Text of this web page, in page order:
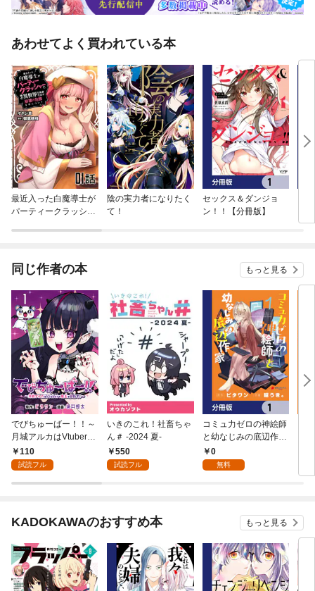
あわせてよく買われている本
最近入った白魔導士が
パーティークラッシャ
陰の実力者になりたく
て！
セックス＆ダンジョ
ン！！【分冊版】
た
同じ作者の本 もっと見る
でびちゅーばー！！～
月城アルカはVtuberで
魔王を目指す！～(話
売り) #1
110
試読フル
いきのこれ！社畜ちゃ
ん＃ -2024 夏-
550
試読フル
コミュ力ゼロの神絵師
と幼なじみの底辺作家
【分冊版】 1
0
無料
KADOKAWAのおすすめ本 もっと見る